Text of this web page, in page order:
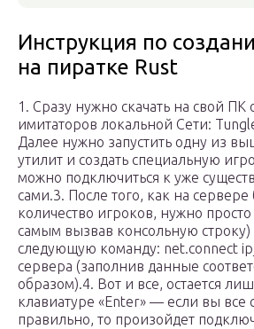
Инструкция по
на пиратке Rust
1. Сразу нужно скачать на свой ПК
имитаторов локальной Сети:
Далее нужно запустить одну из
утилит и создать специальную
можно подключиться к уже
сами.3. После того, как на сервере
количество игроков, нужно
самым вызвав консольную строку)
следующую команду: net.connect
сервера (заполнив данные
образом).4. Вот и все, остается
клавиатуре «Enter» — если вы все
правильно, то произойдет